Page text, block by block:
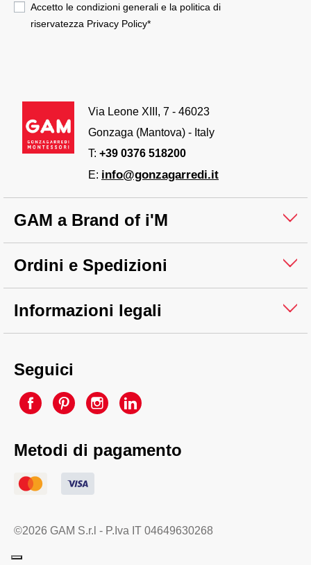
Accetto le condizioni generali e la politica di
riservatezza Privacy Policy*
Via Leone XIII, 7 - 46023
Gonzaga (Mantova) - Italy
T: +39 0376 518200
E: info@gonzagarredi.it
GAM a Brand of i'M
Ordini e Spedizioni
Informazioni legali
Seguici
Metodi di pagamento
©2026 GAM S.r.l - P.Iva IT 04649630268